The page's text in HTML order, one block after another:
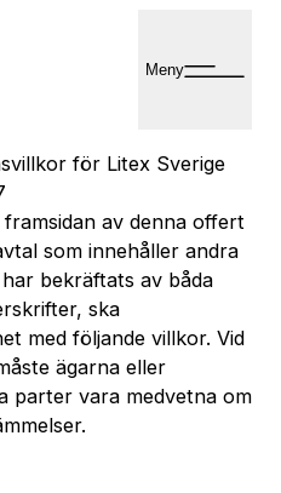
Meny
för Litex Sverige
av denna offert
som innehåller andra
bekräftats av båda
ska
med följande villkor. Vid
ägarna eller
parter vara medvetna om